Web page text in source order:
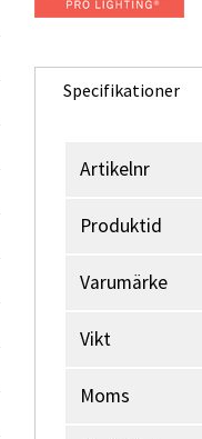
Specifikationer
Artikelnr
Produktid
Varumärke
Vikt
Moms